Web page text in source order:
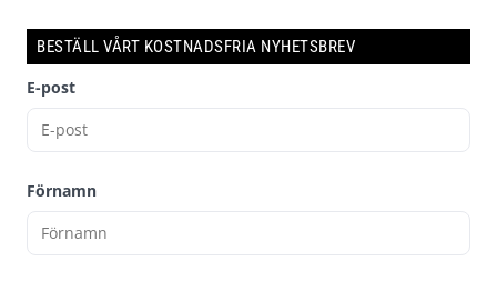
BESTÄLL VÅRT KOSTNADSFRIA NYHETSBREV
E-post
Förnamn